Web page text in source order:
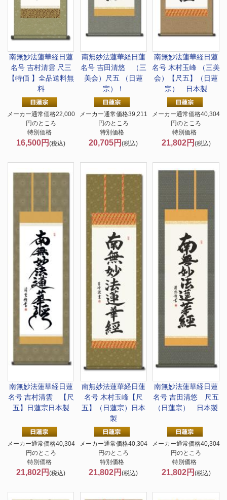
南無妙法蓮華経日蓮
名号 吉村清雲 尺三
【特価 】全品送料無
料
メーカー通常価格22,000
円のところ
特別価格
16,500円(税込)
南無妙法蓮華経日蓮
名号 吉田清悠 （三
美会）尺五 （日蓮
宗）！
メーカー通常価格39,211
円のところ
特別価格
20,705円(税込)
南無妙法蓮華経日蓮
名号 木村玉峰 （三美
会）【尺五】（日蓮
宗） 日本製
メーカー通常価格40,304
円のところ
特別価格
21,802円 (税込)
南無妙法蓮華経日蓮
名号 吉村清雲 【尺
五】日蓮宗日本製
メーカー通常価格40,304
円のところ
特別価格
21,802円(税込)
南無妙法蓮華経日蓮
名号 木村玉峰【尺
五】（日蓮宗）日本
製
メーカー通常価格40,304
円のところ
特別価格
21,802円(税込)
南無妙法蓮華経日蓮
名号 吉田清悠 尺五
（日蓮宗） 日本製
メーカー通常価格40,304
円のところ
特別価格
21,802円 (税込)